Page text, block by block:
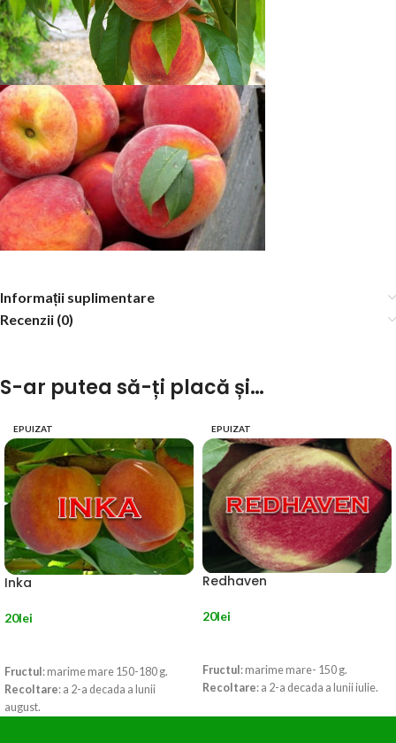
Informații suplimentare
Recenzii (0)
S-ar putea să-ți placă și…
EPUIZAT
Inka
20lei
Fructul : marime mare 150-180 g.
Recoltare: a 2-a decada a lunii
august.
EPUIZAT
Redhaven
20lei
Fructul : marime mare- 150 g.
Recoltare: a 2-a decada a lunii iulie.